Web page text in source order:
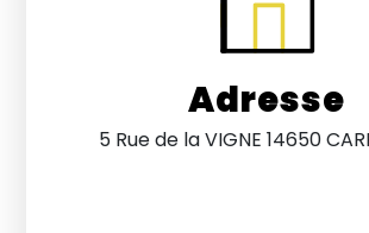
Adresse
5 Rue de la VIGNE 14650